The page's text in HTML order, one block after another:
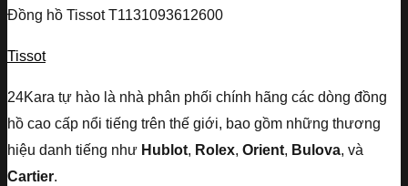
Đồng hồ Tissot T1131093612600
Tissot
24Kara tự hào là nhà phân phối chính hãng các dòng đồng
hồ cao cấp nổi tiếng trên thế giới, bao gồm những thương
hiệu danh tiếng như Hublot, Rolex, Orient, Bulova, và
Cartier.